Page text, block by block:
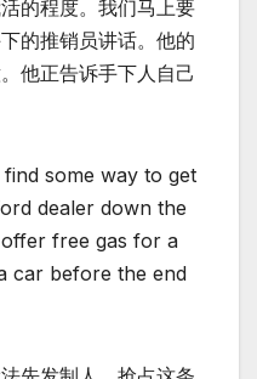
的程度。我们马上要
的推销员讲话。他的
他正告诉手下人自己
some way to get
dealer down the
free gas for a
car before the end